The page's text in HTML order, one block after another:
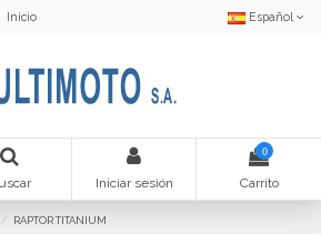
Inicio Español
Iniciar sesión
0
Carrito
RAPTOR TITANIUM